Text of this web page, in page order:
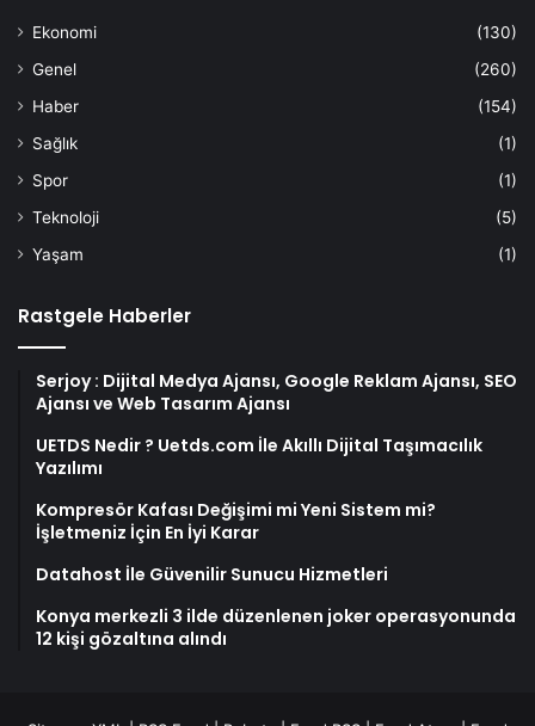
Ekonomi
(130)
Genel
(260)
Haber
(154)
Sağlık
(1)
Spor
(1)
Teknoloji
(5)
Yaşam
(1)
Rastgele Haberler
Serjoy : Dijital Medya Ajansı, Google Reklam Ajansı, SEO
Ajansı ve Web Tasarım Ajansı
UETDS Nedir ? Uetds.com İle Akıllı Dijital Taşımacılık
Yazılımı
Kompresör Kafası Değişimi mi Yeni Sistem mi?
İşletmeniz İçin En İyi Karar
Datahost İle Güvenilir Sunucu Hizmetleri
Konya merkezli 3 ilde düzenlenen joker operasyonunda
12 kişi gözaltına alındı